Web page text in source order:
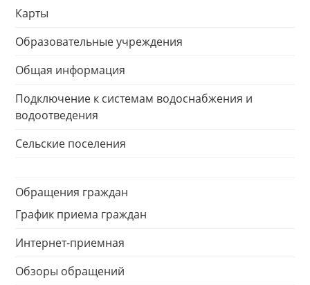
Карты
Образовательные учреждения
Общая информация
Подключение к системам водоснабжения и
водоотведения
Сельские поселения
Обращения граждан
График приема граждан
Интернет-приемная
Обзоры обращений